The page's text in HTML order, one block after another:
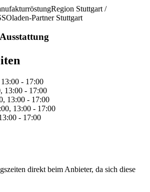
Region Stuttgart /
Partner Stuttgart
- 17:00
13:00 - 17:00
13:00 - 17:00
13:00 - 17:00
- 17:00
direkt beim Anbieter, da sich diese